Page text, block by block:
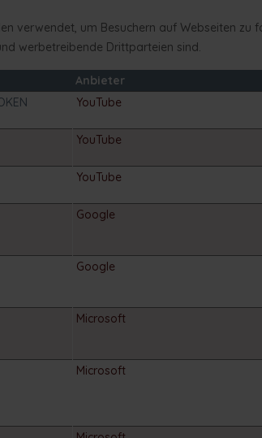
verwendet, um Besuchern auf Webseiten zu
werbetreibende Drittparteien sind.
Anbieter
YouTube
YouTube
YouTube
Google
Google
Microsoft
Microsoft